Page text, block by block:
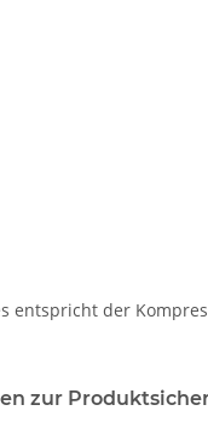
entspricht der
zur